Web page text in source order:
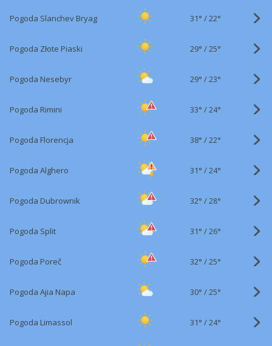
Pogoda Slanchev Bryag 31° /22°
Pogoda Złote Piaski 29° /25°
Pogoda Nesebyr 29° /23°
Pogoda Rimini 33° /24°
Pogoda Florencja 38° /22°
Pogoda Alghero 31° /24°
Pogoda Dubrownik 32° /28°
Pogoda Split 31° /26°
Pogoda Poreč 32° /25°
Pogoda Ajia Napa 30° /25°
Pogoda Limassol 31° /24°